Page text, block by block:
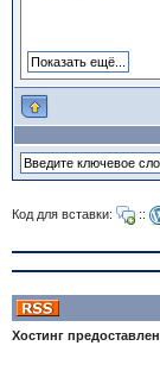
Код для вставки: ::
Хостинг